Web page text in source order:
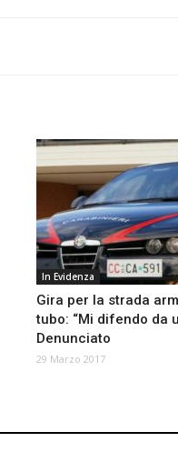
In Evidenza
Gira per la strada
tubo: “Mi difendo da
Denunciato
29 Marzo 2017